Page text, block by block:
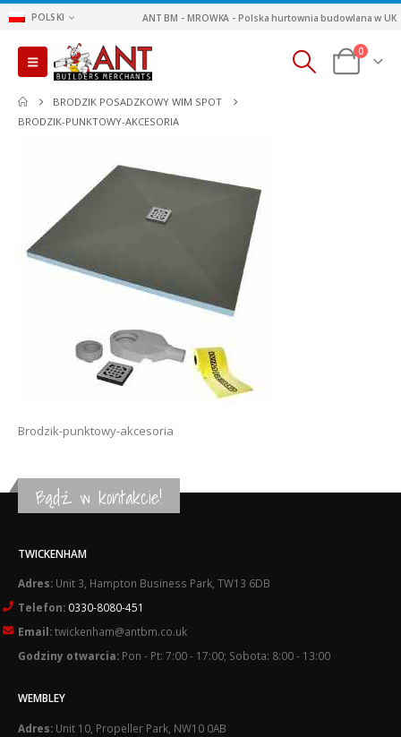
POLSKI ANT BM - MROWKA - Polska hurtownia budowlana w UK
0
BRODZIK POSADZKOWY WIM SPOT
BRODZIK-PUNKTOWY-AKCESORIA
Brodzik-punktowy-akcesoria
Bądź w kontakcie!
TWICKENHAM
Adres: Unit 3, Hampton Business Park, TW13 6DB
Telefon: 0330-8080-451
Email:twickenham@antbm.co.uk
Godziny otwarcia: Pon - Pt: 7:00 - 17:00; Sobota: 8:00 - 13:00
WEMBLEY
Adres: Unit 10, Propeller Park, NW10 0AB